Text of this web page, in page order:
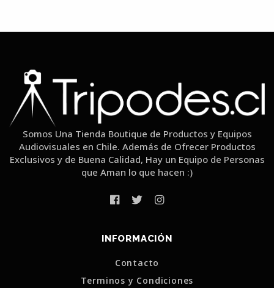
Somos Una Tienda Boutique de Productos y Equipos
Audiovisuales en Chile. Además de Ofrecer Productos
Exclusivos y de Buena Calidad, Hay un Equipo de Personas
que Aman lo que hacen :)
INFORMACIÓN
Contacto
Terminos y Condiciones